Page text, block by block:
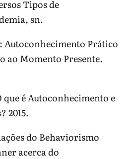
Tipos de
sn.
Autoconhecimento Prático
ao Momento Presente.
é Autoconhecimento e
2015.
do Behaviorismo
acerca do